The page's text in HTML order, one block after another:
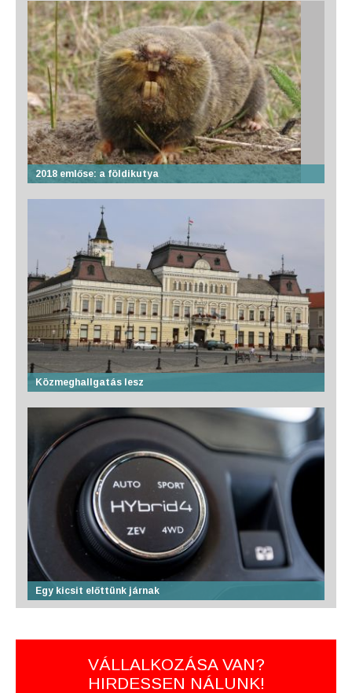
2018 emlőse: a földikutya
Közmeghallgatás lesz
Egy kicsit előttünk járnak
VÁLLALKOZÁSA VAN?
HIRDESSEN NÁLUNK!